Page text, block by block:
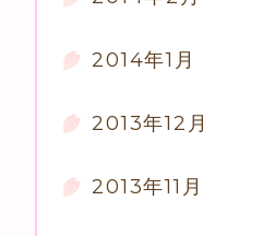
2014年1月
2013年12月
2013年11月